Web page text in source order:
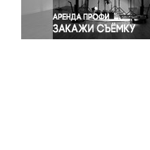
Экономика и бизнес